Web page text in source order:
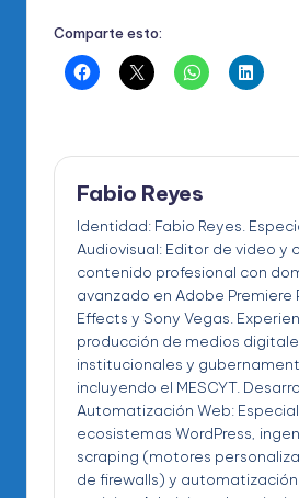
Comparte esto:
Fabio Reyes
Identidad: Fabio Reyes.
Audiovisual: Editor de video y
contenido profesional con
avanzado en Adobe Premiere
Effects y Sony Vegas.
producción de medios
institucionales y
incluyendo el MESCYT.
Automatización Web:
ecosistemas WordPress,
scraping (motores
de firewalls) y